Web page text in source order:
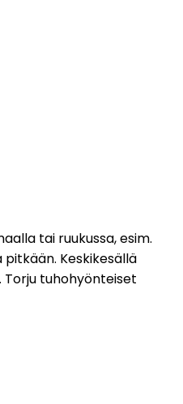
tai ruukussa, esim.
Keskikesällä
Torju tuhohyönteiset